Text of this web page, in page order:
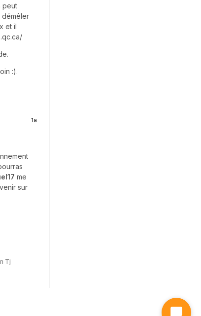
peut
démêler
et il
:).
1a
me
sur
Tj